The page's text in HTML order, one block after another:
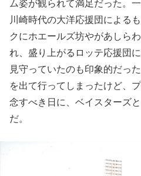
ム姿が観られて満足だった。
川崎時代の大洋応援団による
クにホエールズ坊やがあしら
れ、盛り上がるロッテ応援団
見守っていたのも印象的だっ
を出て行ってしまったけど、
念すべき日に、ベイスターズ
だ。